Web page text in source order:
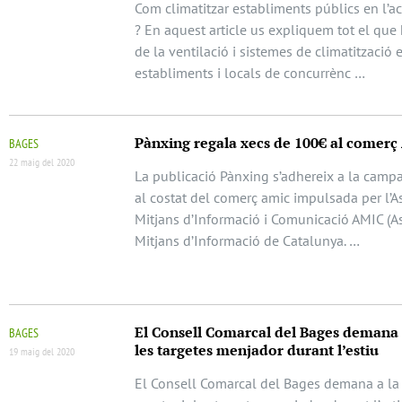
Com climatitzar establiments públics en
? En aquest article us expliquem tot el que
de la ventilació i sistemes de climatització
establiments i locals de concurrènc …
BAGES
22 maig del 2020
Pànxing regala xecs de 100€ al comerç
La publicació Pànxing s’adhereix a la
al costat del comerç amic impulsada per
Mitjans d’Informació i Comunicació AMIC
Mitjans d’Informació de Catalunya. …
BAGES
19 maig del 2020
El Consell Comarcal del Bages
les targetes menjador durant l’estiu
El Consell Comarcal del Bages demana a